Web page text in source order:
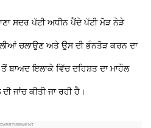
ਸਦਰ ਪੱਟੀ ਅਧੀਨ ਪੈਂਦੇ ਪੱਟੀ ਮੋੜ ਨੇੜੇ
ਚਲਾਉਣ ਅਤੇ ਉਸ ਦੀ ਭੰਨਤੋੜ ਕਰਨ ਦਾ
ਬਾਅਦ ਇਲਾਕੇ ਵਿੱਚ ਦਹਿਸ਼ਤ ਦਾ ਮਾਹੌਲ
ਜਾਂਚ ਕੀਤੀ ਜਾ ਰਹੀ ਹੈ।